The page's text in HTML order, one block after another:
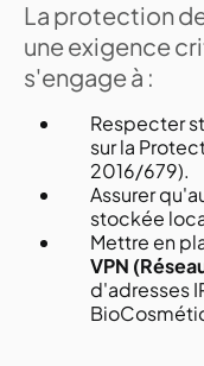
La protection
une exigence
s'engage à :
Respecter
sur la
2016/679).
Assurer
stockée
Mettre en
VPN
d'adresses